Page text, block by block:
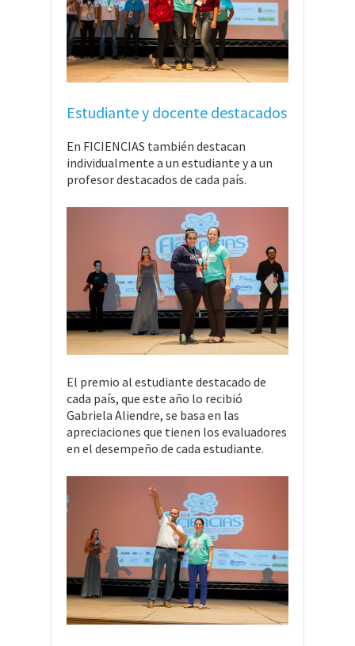
Estudiante y docente destacados
En FICIENCIAS también destacan
individualmente a un estudiante y a un
profesor destacados de cada país.
El premio al estudiante destacado de
cada país, que este año lo recibió
Gabriela Aliendre, se basa en las
apreciaciones que tienen los evaluadores
en el desempeño de cada estudiante.